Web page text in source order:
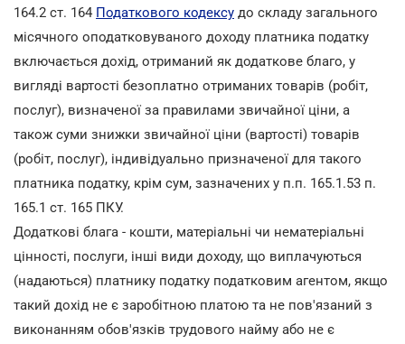
164.2 ст. 164 Податкового кодексу до складу загального
місячного оподатковуваного доходу платника податку
включається дохід, отриманий як додаткове благо, у
вигляді вартості безоплатно отриманих товарів (робіт,
послуг), визначеної за правилами звичайної ціни, а
також суми знижки звичайної ціни (вартості) товарів
(робіт, послуг), індивідуально призначеної для такого
платника податку, крім сум, зазначених у п.п. 165.1.53 п.
165.1 ст. 165 ПКУ.
Додаткові блага - кошти, матеріальні чи нематеріальні
цінності, послуги, інші види доходу, що виплачуються
(надаються) платнику податку податковим агентом, якщо
такий дохід не є заробітною платою та не пов'язаний з
виконанням обов'язків трудового найму або не є